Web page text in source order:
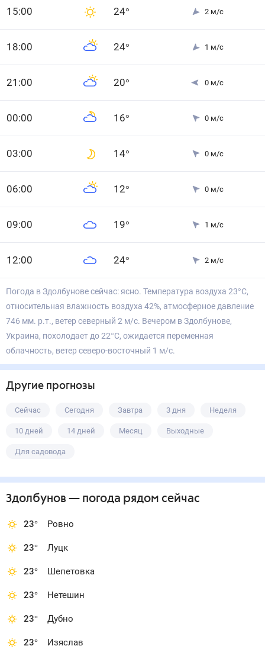
15:00 24° 2 м/с
18:00 24° 1 м/с
21 :00 20° 0 м/с
00:00 16° 0 м/с
03:00 14° 0 м/с
06:00 12° 0 м/с
09:00 19° 1 м/с
12:00 24° 2 м/с
Погода в Здолбунове сейчас: ясно. Температура воздуха 23°С,
относительная влажность воздуха 42%, атмосферное давление
746 мм. р.т., ветер северный 2 м/с. Вечером в Здолбунове,
Украина, похолодает до 22°С, ожидается переменная
облачность, ветер северо-восточный 1 м/с.
Другие прогнозы
Сейчас Сегодня Завтра 3 дня Неделя
10 дней 14 дней Месяц Выходные
Для садовода
Здолбунов — погода рядом сейчас
23° Ровно
23° Луцк
23° Шепетовка
23° Нетешин
23° Дубно
23° Изяслав